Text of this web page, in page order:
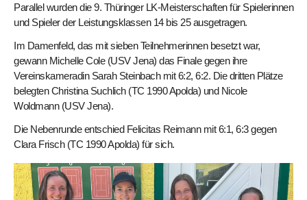
Parallel wurden die 9. Thüringer LK-Meisterschaften für Spielerinnen
und Spieler der Leistungsklassen 14 bis 25 ausgetragen.
Im Damenfeld, das mit sieben Teilnehmerinnen besetzt war,
gewann Michelle Cole (USV Jena) das Finale gegen ihre
Vereinskameradin Sarah Steinbach mit 6:2, 6:2. Die dritten Plätze
belegten Christina Suchlich (TC 1990 Apolda) und Nicole
Woldmann (USV Jena).
Die Nebenrunde entschied Felicitas Reimann mit 6:1, 6:3 gegen
Clara Frisch (TC 1990 Apolda) für sich.